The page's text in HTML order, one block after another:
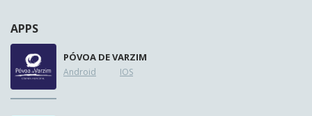
APPS
PÓVOA DE VARZIM
Android IOS